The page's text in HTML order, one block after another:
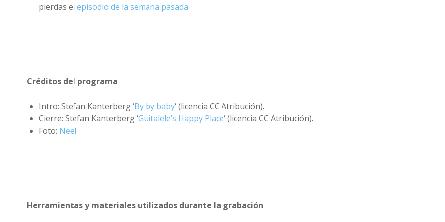
pierdas el episodio de la semana pasada
Créditos del programa
Intro: Stefan Kanterberg ‘By by baby‘ (licencia CC Atribución).
Cierre: Stefan Kanterberg ‘Guitalele’s Happy Place‘ (licencia CC Atribución).
Foto: Neel
Herramientas y materiales utilizados durante la grabación